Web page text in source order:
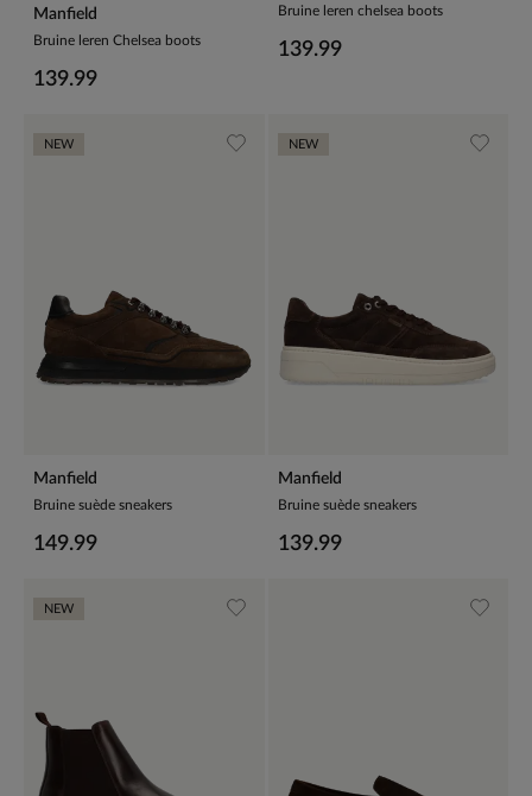
Manfield
Bruine leren Chelsea boots
139.99
Bruine leren chelsea boots
139.99
Manfield
Bruine suède sneakers
149.99
NEW
Manfield
Bruine suède sneakers
139.99
NEW
NEW